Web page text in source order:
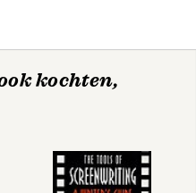
zetten
te beheersen
discussie 160
kochten,